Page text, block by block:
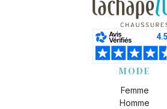
MODE
Femme
Homme